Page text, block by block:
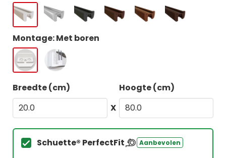
Montage: Met boren
Breedte (cm)
X
Hoogte (cm)
Schuette® PerfectFit Aanbevolen